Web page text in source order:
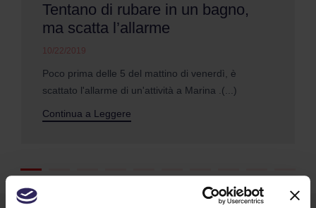
Tentano di rubare in un bagno,
ma scatta l’allarme
10/22/2019
Poco prima delle 5 del mattino di venerdì, è
scattato l'allarme di un'attività a Marina .(...)
Continua a Leggere